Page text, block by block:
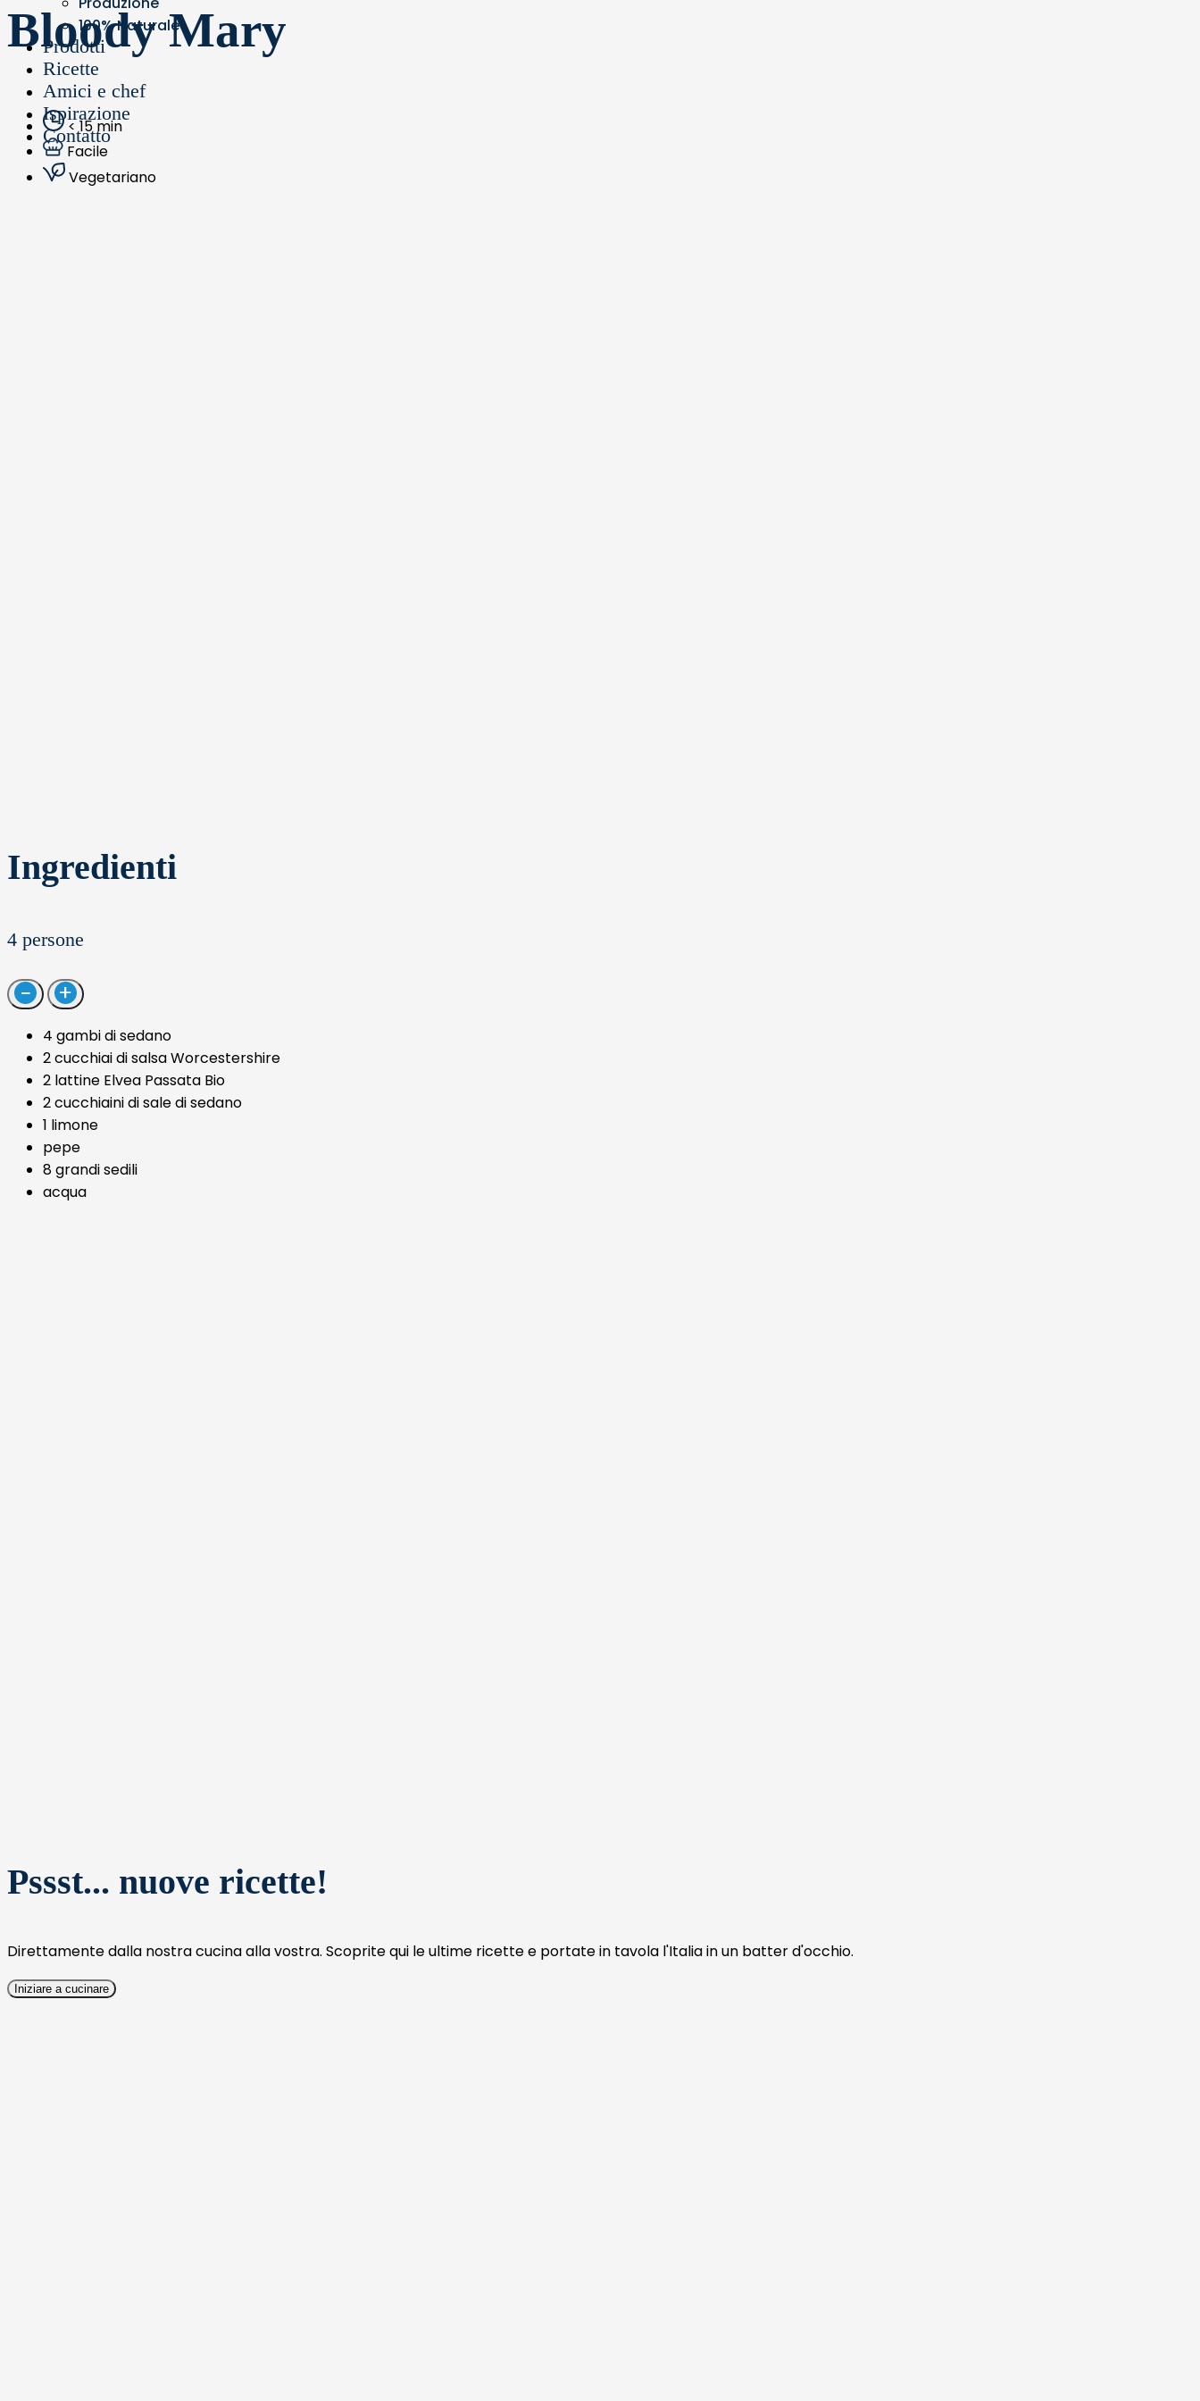
100% Naturale
Prodotti
Ricette
Amici e chef
Ispirazione
Contatto
Bloody Mary
< 15 min
Facile
Vegetariano
Ingredienti
4 persone
4 gambi di sedano
2 cucchiai di salsa Worcestershire
2 lattine Elvea Passata Bio
2 cucchiaini di sale di sedano
1 limone
pepe
8 grandi sedili
acqua
Pssst... nuove ricette!
Direttamente dalla nostra cucina alla vostra. Scoprite qui le ultime ricette e portate in tavola l'Italia in un batter d'occhio.
Iniziare a cucinare